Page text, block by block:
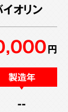
オリン
円
製造年
--